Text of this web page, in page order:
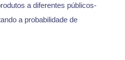
a diferentes públicos-
a probabilidade de